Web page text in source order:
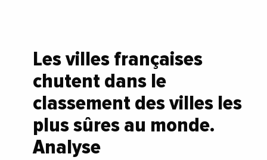
Les villes françaises
chutent dans le
classement des villes les
plus sûres au monde.
Analyse